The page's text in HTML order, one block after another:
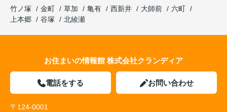
竹ノ塚
金町 草加 亀有 西新井 大師前
六町
上本郷
谷塚 北綾瀬
お住まいの情報館 株式会社クランディア
電話をする お問い合わせ
〒124-0001